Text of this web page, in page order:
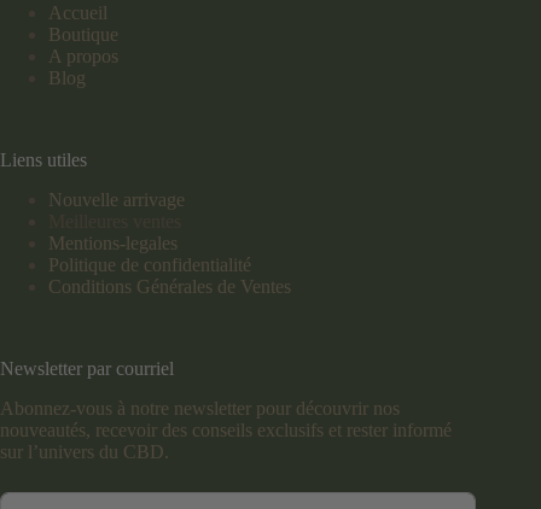
Accueil
Boutique
A propos
Blog
Liens utiles
Nouvelle arrivage
Mentions-legales
Politique de confidentialité
Conditions Générales de Ventes
Newsletter par courriel
Abonnez-vous à notre newsletter pour découvrir nos
nouveautés, recevoir des conseils exclusifs et rester informé
sur l’univers du CBD.